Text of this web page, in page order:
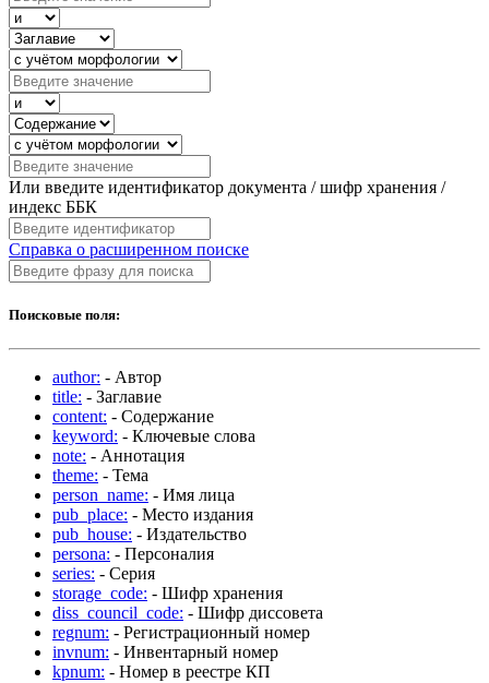
Или введите идентификатор документа / шифр хранения /
индекс ББК
Справка о расширенном поиске
Поисковые поля:
author: - Автор
title: - Заглавие
content: - Содержание
keyword: - Ключевые слова
note: - Аннотация
theme: - Тема
person_name: - Имя лица
pub_place: - Место издания
pub_house: - Издательство
persona: - Персоналия
series: - Серия
storage_code: - Шифр хранения
diss_council_code: - Шифр диссовета
regnum: - Регистрационный номер
invnum: - Инвентарный номер
kpnum: - Номер в реестре КП